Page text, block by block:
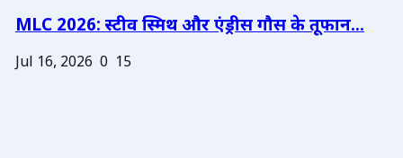
MLC 2026: स्टीव स्मिथ और एंड्रीस गौस के तूफान...
Jul 16, 2026 0 15